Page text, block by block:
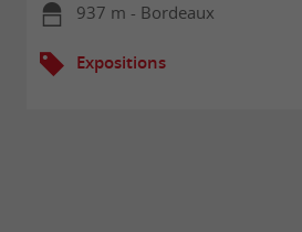
937 m - Bordeaux
Expositions